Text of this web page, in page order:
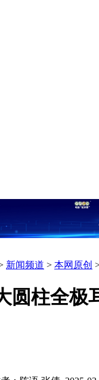
新闻频道 > 本网原创
圆柱全极